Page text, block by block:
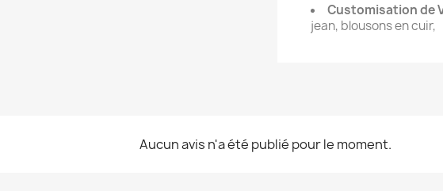
Customisation de
jean, blousons en cuir,
Aucun avis n'a été publié pour le moment.